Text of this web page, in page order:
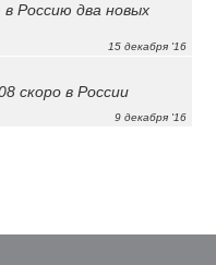
15 декабря '16
Россию два новых
9 декабря '16
скоро в России